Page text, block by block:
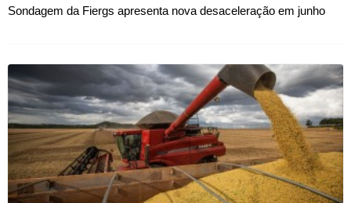
Sondagem da Fiergs apresenta nova desaceleração em junho